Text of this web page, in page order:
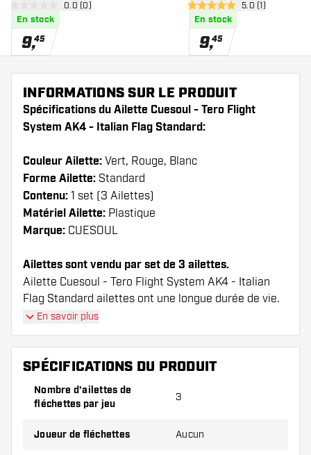
ouvrir le panneau des avis
0 étoiles de notation
0.0 (0)
En stock
9,45
ouvrir le
5 étoiles de notation
5.0 (1)
En stock
9,45
INFORMATIONS SUR LE PRODUIT
Spécifications du Ailette Cuesoul - Tero Flight
System AK4 - Italian Flag Standard:
Couleur Ailette: Vert, Rouge, Blanc
Forme Ailette: Standard
Contenu: 1 set (3 Ailettes)
Matériel Ailette: Plastique
Marque: CUESOUL
Ailettes sont vendu par set de 3 ailettes.
Ailette Cuesoul - Tero Flight System AK4 - Italian
Flag Standard ailettes ont une longue durée de vie.
Ces ailettes ne peuvent être utilisées qu'avec les
tiges Cuesoul.
Conseil de Dartshopper !
Veillez à disposer d'un grand nombre d'ailettes
et de tiges. Ils peuvent être endommagés ou
cassés à l'usage.
En savoir plus
SPÉCIFICATIONS DU PRODUIT
Nombre d'ailettes de
fléchettes par jeu
3
Joueur de fléchettes Aucun